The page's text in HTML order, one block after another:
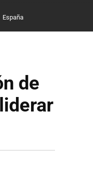
España
de